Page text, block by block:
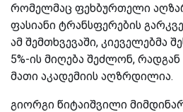
რომელმაც ფეხბურთელი
ფასიანი ტრანსფერების
ამ შემთხვევაში, კიეველებმა
5%-ის მიღება შეძლონ,
მათი აკადემიის აღზრდილია.
გიორგი წიტაიშვილი